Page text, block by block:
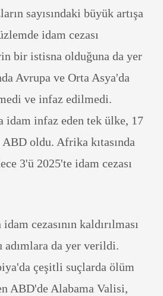
sayısındaki büyük artışa
idam cezası
bir istisna olduğuna da yer
Avrupa ve Orta Asya'da
ve infaz edilmedi.
idam infaz eden tek ülke, 17
ABD oldu. Afrika kıtasında
3'ü 2025'te idam cezası
cezasının kaldırılması
da yer verildi.
çeşitli suçlarda ölüm
ABD'de Alabama Valisi,